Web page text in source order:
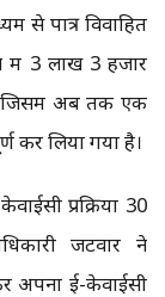
से पात्र विवाहित
में 3 लाख 3 हजार
जिसमें अब तक एक
कर लिया गया है।
प्रक्रिया 30
जटवार ने
अपना ई-केवाईसी